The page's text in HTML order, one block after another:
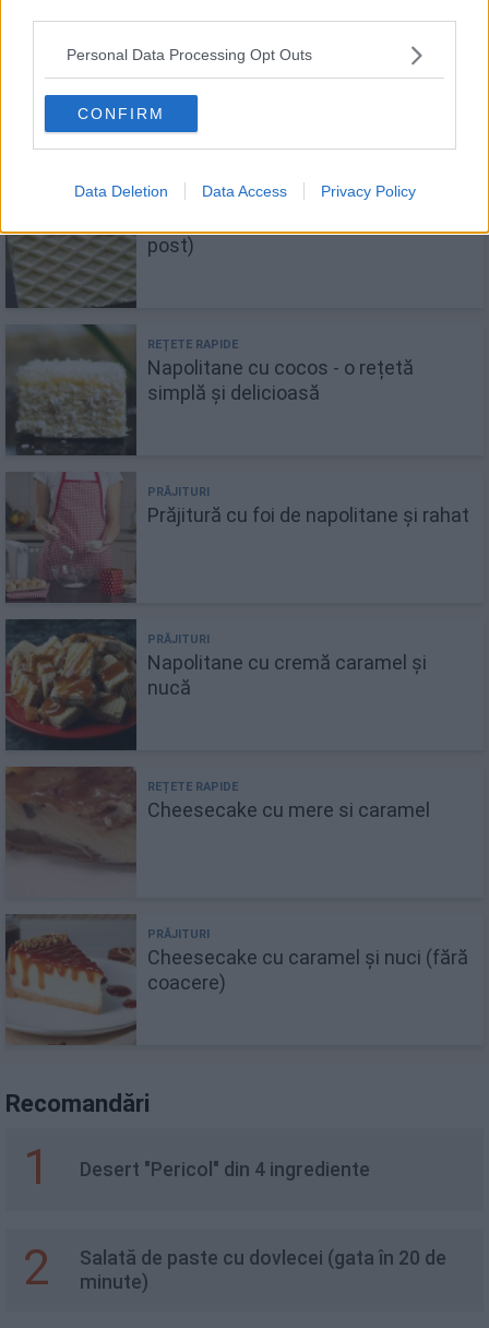
Personal Data Processing Opt Outs
CONFIRM
Data Deletion Data Access Privacy Policy
Prajitură cu foi de napolitane și
cremă caramel
post)
Napolitane cu cocos - o rețetă
simplă și delicioasă
Prăjitură cu foi de napolitane și rahat
Napolitane cu cremă caramel și
nucă
Cheesecake cu mere si caramel
Cheesecake cu caramel și nuci (fără
coacere)
Recomandări
1 Desert "Pericol" din 4 ingrediente
2
Salată de paste cu dovlecei (gata în 20 de
minute)